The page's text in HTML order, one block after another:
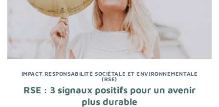
IMPACT, RESPONSABILITÉ SOCIÉTALE ET ENVIRONNEMENTALE
(RSE)
RSE : 3 signaux positifs pour un avenir
plus durable